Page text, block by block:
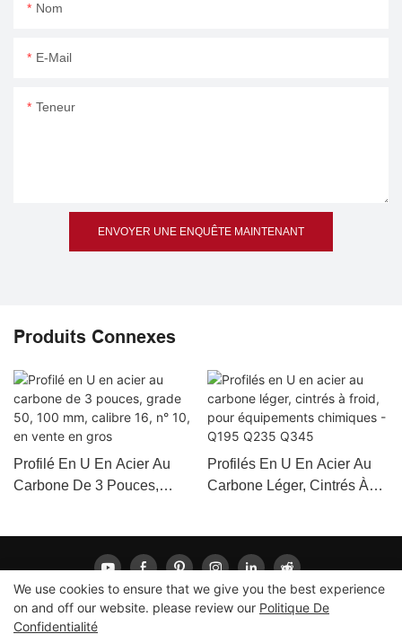
Nom
E-Mail
Teneur
ENVOYER UNE ENQUÊTE MAINTENANT
Produits Connexes
Profilé En U En Acier Au
Carbone De 3 Pouces,
Profilés En U En Acier Au
Carbone Léger, Cintrés À
Copyright © 2026 LONGXING |
We use cookies to ensure that we give you the best experience
on and off our website. please review our Politique De
Confidentialité